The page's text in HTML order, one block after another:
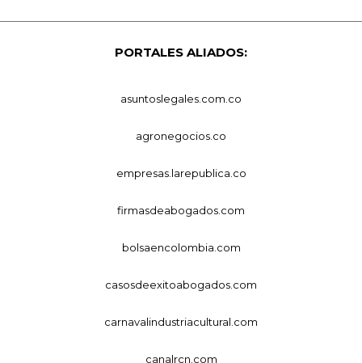
PORTALES ALIADOS:
asuntoslegales.com.co
agronegocios.co
empresas.larepublica.co
firmasdeabogados.com
bolsaencolombia.com
casosdeexitoabogados.com
carnavalindustriacultural.com
canalrcn.com